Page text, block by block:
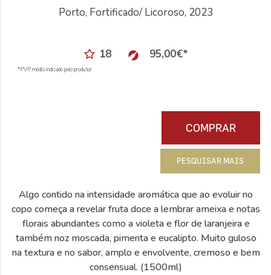
Porto, Fortificado/ Licoroso, 2023
18 95,00€*
*PVP médio indicado pelo produtor
COMPRAR
PESQUISAR MAIS
Algo contido na intensidade aromática que ao evoluir no
copo começa a revelar fruta doce a lembrar ameixa e notas
florais abundantes como a violeta e flor de laranjeira e
também noz moscada, pimenta e eucalipto. Muito guloso
na textura e no sabor, amplo e envolvente, cremoso e bem
consensual. (1500ml)